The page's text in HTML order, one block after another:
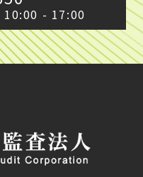
10:00 - 17:00